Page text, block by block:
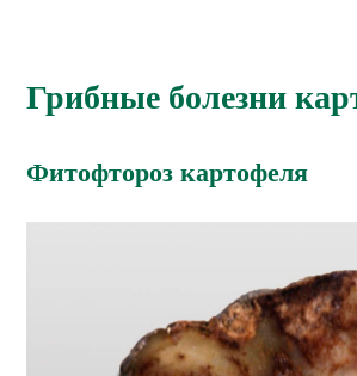
Грибные болезни
Фитофтороз картофеля